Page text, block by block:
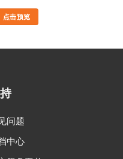
点击预览
问题
中心